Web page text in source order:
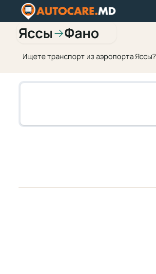
Яссы→Фано
Ищете транспорт из аэропорта Яссы?